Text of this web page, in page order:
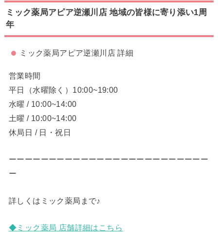
ミック薬局アピア逆瀬川店 地域の皆様に寄り添い1周
年
ミック薬局アピア逆瀬川店 詳細
営業時間
平日（水曜除く）10:00~19:00
水曜 / 10:00~14:00
土曜 / 10:00~14:00
休局日 / 日・祝日
ーーーーーーーーーーーーーーーーーーーーーーーーー
ー
詳しくはミック薬局まで♪
◆ミック薬局 店舗詳細はこちら